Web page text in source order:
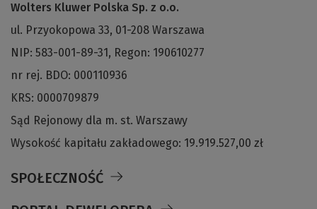
Wolters Kluwer Polska Sp. z o.o.
ul. Przyokopowa 33, 01-208 Warszawa
NIP: 583-001-89-31, Regon: 190610277
nr rej. BDO: 000110936
KRS: 0000709879
Sąd Rejonowy dla m. st. Warszawy
Wysokość kapitału zakładowego: 19.919.527,00 zł
SPOŁECZNOŚĆ